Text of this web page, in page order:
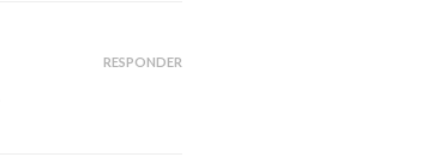
RESPONDER